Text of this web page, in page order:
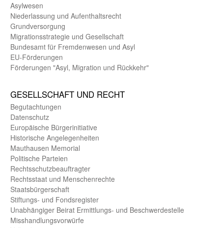
Asyl­wesen
Nieder­lassung und Aufent­halts­recht
Grund­versorgung
Migrations­strategie und Gesell­schaft
Bundes­amt für Fremden­wesen und Asyl
EU-Förde­rungen
Förderungen "Asyl, Migration und Rückkehr"
GE­SELL­SCHAFT UND RECHT
Begut­achtungen
Daten­schutz
Europäische Bürger­initiative
Historische Angelegen­heiten
Mauthausen Memorial
Politische Parteien
Rechts­schutz­beauftragter
Rechts­staat und Menschen­rechte
Staats­bürger­schaft
Stiftungs- und Fonds­register
Unab­hängiger Beirat Ermittlungs- und Beschwerde­stelle
Misshandlungs­vorwürfe